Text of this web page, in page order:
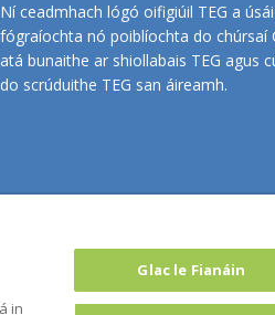
Ní ceadmhach lógó oifigiúil TEG a
fógraíochta nó poiblíochta do chúrsaí
atá bunaithe ar shiollabais TEG agus
do scrúduithe TEG san áireamh.
in
Glac le Fianáin